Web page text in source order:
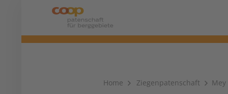
Home Ziegenpatenschaft Mey